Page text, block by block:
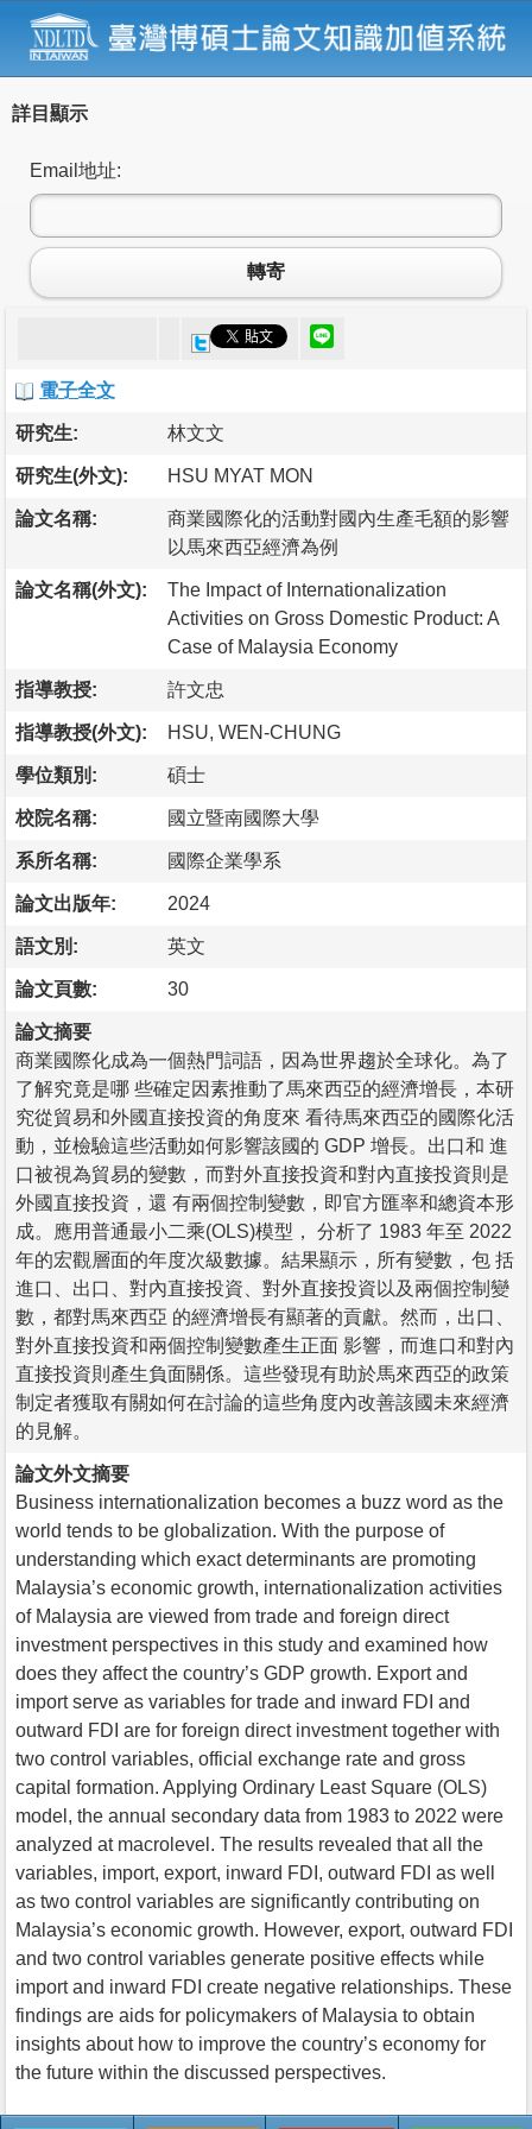
詳目顯示
Email地址:
轉寄
電子全文
研究生: 林文文
研究生(外文): HSU MYAT MON
論文名稱:
商業國際化的活動對國內生產毛額的影響
以馬來西亞經濟為例
論文名稱(外文):
The Impact of Internationalization
Activities on Gross Domestic Product: A
Case of Malaysia Economy
指導教授: 許文忠
指導教授(外文): HSU, WEN-CHUNG
學位類別: 碩士
校院名稱: 國立暨南國際大學
系所名稱: 國際企業學系
論文出版年: 2024
語文別: 英文
論文頁數: 30
論文摘要
商業國際化成為一個熱門詞語，因為世界趨於全球化。為了
了解究竟是哪 些確定因素推動了馬來西亞的經濟增長，本研
究從貿易和外國直接投資的角度來 看待馬來西亞的國際化活
動，並檢驗這些活動如何影響該國的 GDP 增長。出口和 進
口被視為貿易的變數，而對外直接投資和對內直接投資則是
外國直接投資，還 有兩個控制變數，即官方匯率和總資本形
成。應用普通最小二乘(OLS)模型， 分析了 1983 年至 2022
年的宏觀層面的年度次級數據。結果顯示，所有變數，包 括
進口、出口、對內直接投資、對外直接投資以及兩個控制變
數，都對馬來西亞 的經濟增長有顯著的貢獻。然而，出口、
對外直接投資和兩個控制變數產生正面 影響，而進口和對內
直接投資則產生負面關係。這些發現有助於馬來西亞的政策
制定者獲取有關如何在討論的這些角度內改善該國未來經濟
的見解。
論文外文摘要
Business internationalization becomes a buzz word as the
world tends to be globalization. With the purpose of
understanding which exact determinants are promoting
Malaysia’s economic growth, internationalization activities
of Malaysia are viewed from trade and foreign direct
investment perspectives in this study and examined how
does they affect the country’s GDP growth. Export and
import serve as variables for trade and inward FDI and
outward FDI are for foreign direct investment together with
two control variables, official exchange rate and gross
capital formation. Applying Ordinary Least Square (OLS)
model, the annual secondary data from 1983 to 2022 were
analyzed at macrolevel. The results revealed that all the
variables, import, export, inward FDI, outward FDI as well
as two control variables are significantly contributing on
Malaysia’s economic growth. However, export, outward FDI
and two control variables generate positive effects while
import and inward FDI create negative relationships. These
findings are aids for policymakers of Malaysia to obtain
insights about how to improve the country’s economy for
the future within the discussed perspectives.